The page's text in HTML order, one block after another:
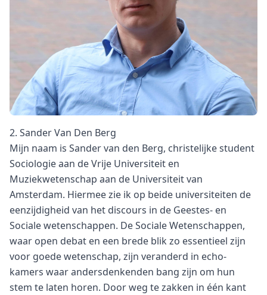
2. Sander Van Den Berg
Mijn naam is Sander van den Berg, christelijke student
Sociologie aan de Vrije Universiteit en
Muziekwetenschap aan de Universiteit van
Amsterdam. Hiermee zie ik op beide universiteiten de
eenzijdigheid van het discours in de Geestes- en
Sociale wetenschappen. De Sociale Wetenschappen,
waar open debat en een brede blik zo essentieel zijn
voor goede wetenschap, zijn veranderd in echo-
kamers waar andersdenkenden bang zijn om hun
stem te laten horen. Door weg te zakken in één kant